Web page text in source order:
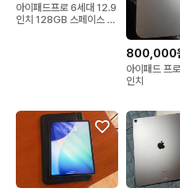
아이패드프로 6세대 12.9
인치 128GB 스페이스 그
800,000
아이패드 프
인치